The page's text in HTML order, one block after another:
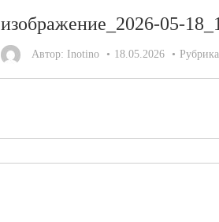
изображение_2026-05-
Автор: Inotino 18.05.2026